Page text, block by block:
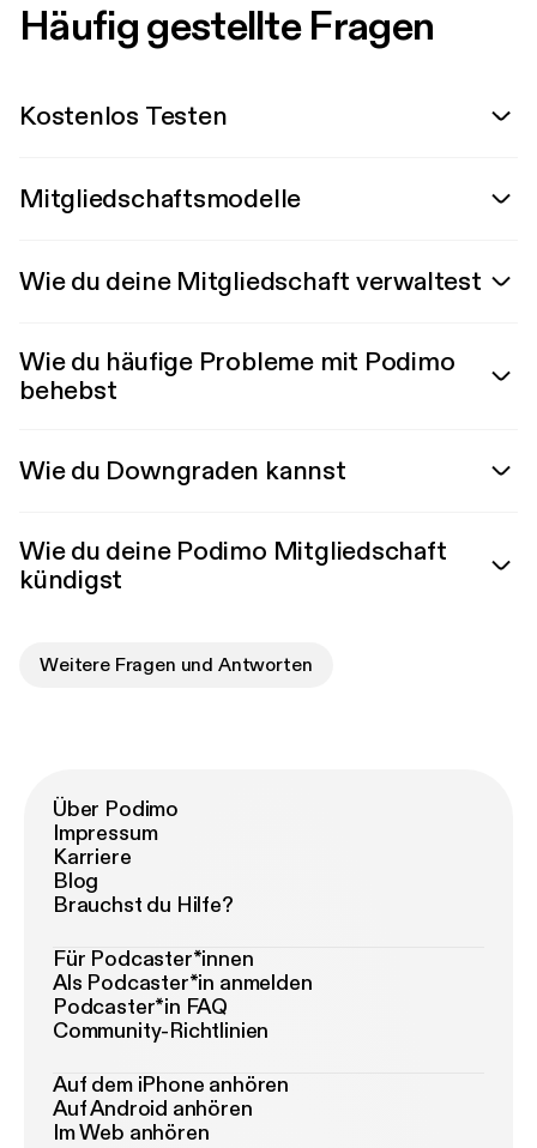
Häufig gestellte Fragen
Kostenlos Testen
Mitgliedschaftsmodelle
Wie du deine Mitgliedschaft verwaltest
Wie du häufige Probleme mit Podimo
behebst
Wie du Downgraden kannst
Wie du deine Podimo Mitgliedschaft
kündigst
Weitere Fragen und Antworten
Über Podimo
Impressum
Karriere
Blog
Brauchst du Hilfe?
Für Podcaster*innen
Als Podcaster*in anmelden
Podcaster*in FAQ
Community-Richtlinien
Auf dem iPhone anhören
Auf Android anhören
Im Web anhören